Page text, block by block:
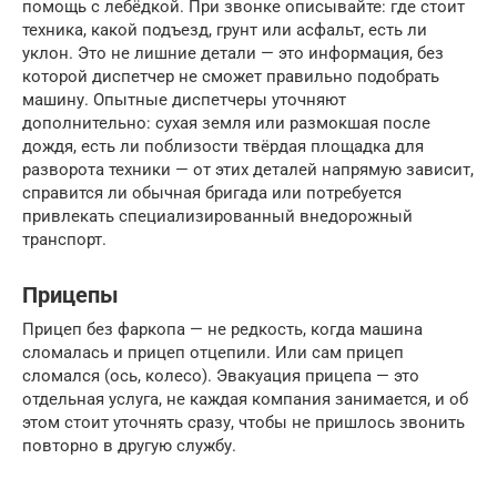
помощь с лебёдкой. При звонке описывайте: где стоит
техника, какой подъезд, грунт или асфальт, есть ли
уклон. Это не лишние детали — это информация, без
которой диспетчер не сможет правильно подобрать
машину. Опытные диспетчеры уточняют
дополнительно: сухая земля или размокшая после
дождя, есть ли поблизости твёрдая площадка для
разворота техники — от этих деталей напрямую зависит,
справится ли обычная бригада или потребуется
привлекать специализированный внедорожный
транспорт.
Прицепы
Прицеп без фаркопа — не редкость, когда машина
сломалась и прицеп отцепили. Или сам прицеп
сломался (ось, колесо). Эвакуация прицепа — это
отдельная услуга, не каждая компания занимается, и об
этом стоит уточнять сразу, чтобы не пришлось звонить
повторно в другую службу.